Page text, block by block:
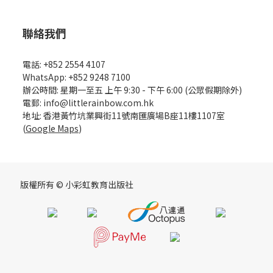
聯絡我們
電話: +852 2554 4107
WhatsApp: +852 9248 7100
辦公時間: 星期一至五 上午 9:30 - 下午 6:00 (公眾假期除外)
電郵: info@littlerainbow.com.hk
地址: 香港黃竹坑業興街11號南匯廣場B座11樓1107室
(Google Maps)
版權所有 © 小彩虹教育出版社